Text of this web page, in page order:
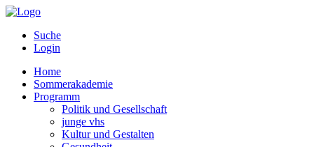
Suche
Login
Home
Sommerakademie
Programm
Politik und Gesellschaft
junge vhs
Kultur und Gestalten